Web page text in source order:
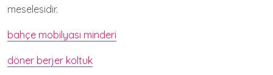
meselesidir.
bahçe mobilyası minderi
döner berjer koltuk